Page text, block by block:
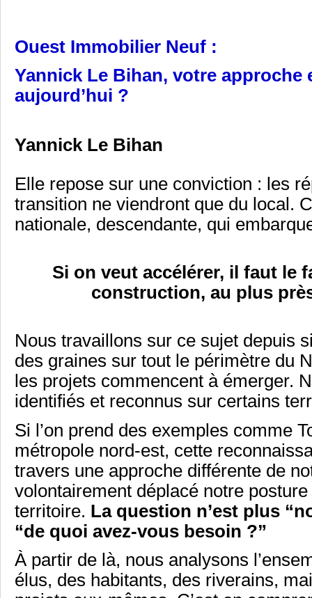
Ouest Immobilier Neuf :
Yannick Le Bihan, votre approche
aujourd’hui ?
Yannick Le Bihan
Elle repose sur une conviction : les
transition ne viendront que du local.
nationale, descendante, qui
Si on veut accélérer, il faut le
construction, au plus
Nous travaillons sur ce sujet depuis
des graines sur tout le périmètre du
les projets commencent à émerger.
identifiés et reconnus sur certains
Si l’on prend des exemples comme
métropole nord-est, cette
travers une approche différente de
volontairement déplacé notre
territoire. La question n’est plus
“de quoi avez-vous besoin ?”
À partir de là, nous analysons
élus, des habitants, des riverains,